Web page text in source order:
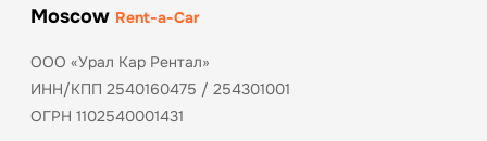
Moscow Rent-a-Car
ООО «Урал Кар Рентал»
ИНН/КПП 2540160475 / 254301001
ОГРН 1102540001431